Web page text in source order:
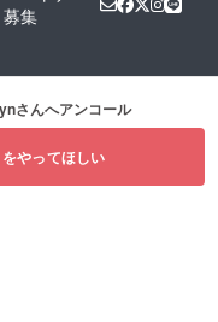
募集
さんへアンコール
やってほしい